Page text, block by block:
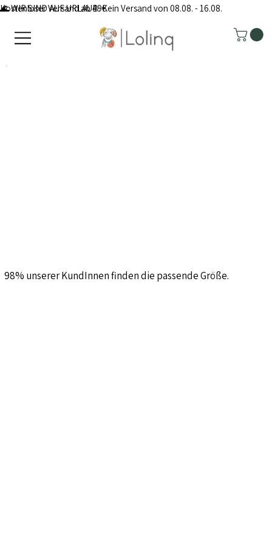
Kostenloser Versand ab 49€
🌊 WIR SIND AUF URLAUB: Kein Versand von 08.08. - 16.08.
98% unserer KundInnen finden die passende Größe.